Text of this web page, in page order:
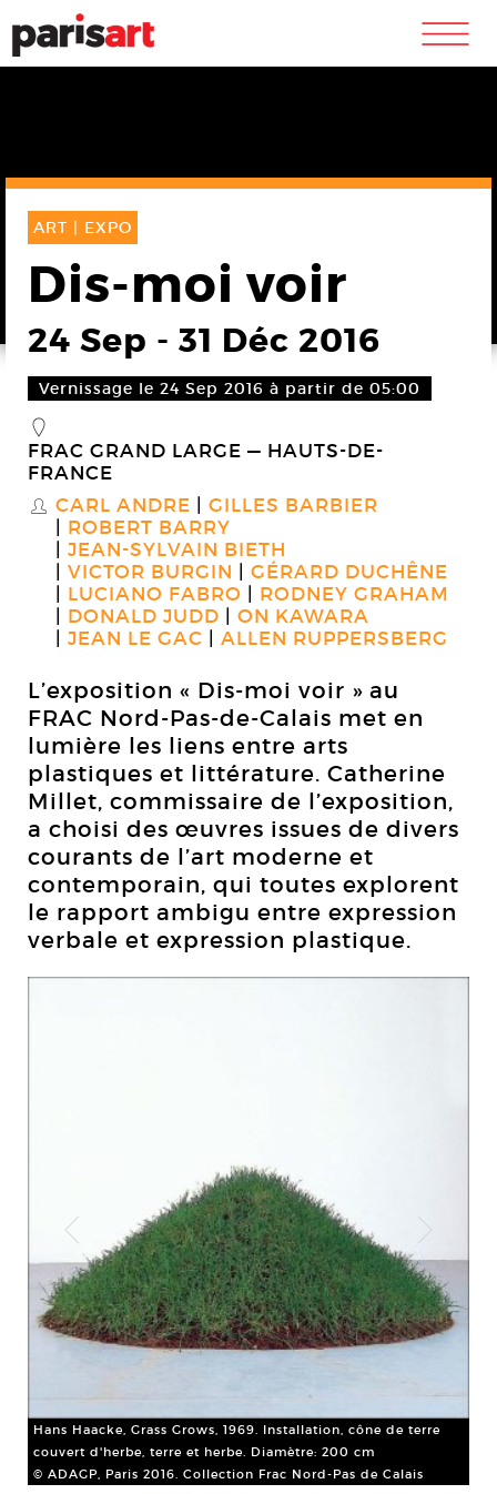
m
ART | EXPO
Dis-moi voir
24 Sep - 31 Déc 2016
Vernissage le 24 Sep 2016 à partir de 05:00
_
FRAC GRAND LARGE — HAUTS-DE-
FRANCE
S CARL ANDRE
GILLES BARBIER
ROBERT BARRY
JEAN-SYLVAIN BIETH
VICTOR BURGIN
GÉRARD DUCHÊNE
LUCIANO FABRO
RODNEY GRAHAM
DONALD JUDD
ON KAWARA
JEAN LE GAC
ALLEN RUPPERSBERG
L’exposition « Dis-moi voir » au
FRAC Nord-Pas-de-Calais met en
lumière les liens entre arts
plastiques et littérature. Catherine
Millet, commissaire de l’exposition,
a choisi des œuvres issues de divers
courants de l’art moderne et
contemporain, qui toutes explorent
le rapport ambigu entre expression
verbale et expression plastique.
Hans Haacke, Grass Grows, 1969. Installation, cône de terre
couvert d'herbe, terre et herbe. Diamètre: 200 cm
© ADAGP, Paris 2016. Collection Frac Nord-Pas de Calais